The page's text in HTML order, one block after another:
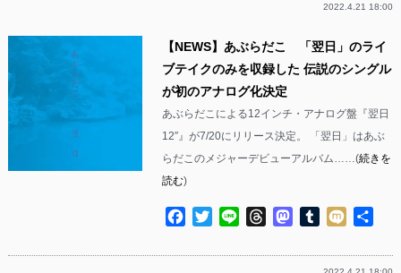
2022.4.21 18:00
【NEWS】あぶらだこ 「翌日」のライ
ブテイクのみを収録した 伝説のシングル
が初のアナログ化決定
あぶらだこによる12インチ・アナログ盤『翌日
12″』が7/20にリリース決定。 「翌日」はあぶ
らだこのメジャーデビューアルバム……(続きを
読む)
Facebook
TwitterLine ThreadsMastodon
Tumblr
Mixi